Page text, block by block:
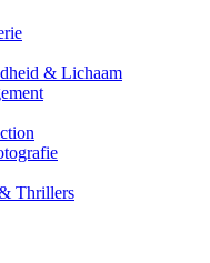
& Lichaam
Thrillers